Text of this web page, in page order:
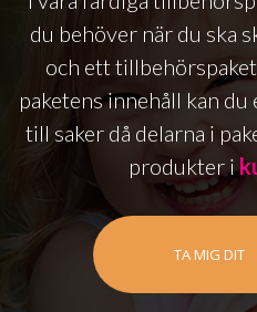
du behöver när du ska
och ett
paketens innehåll kan
till saker då delarna i
produkter i
TA MIG DIT